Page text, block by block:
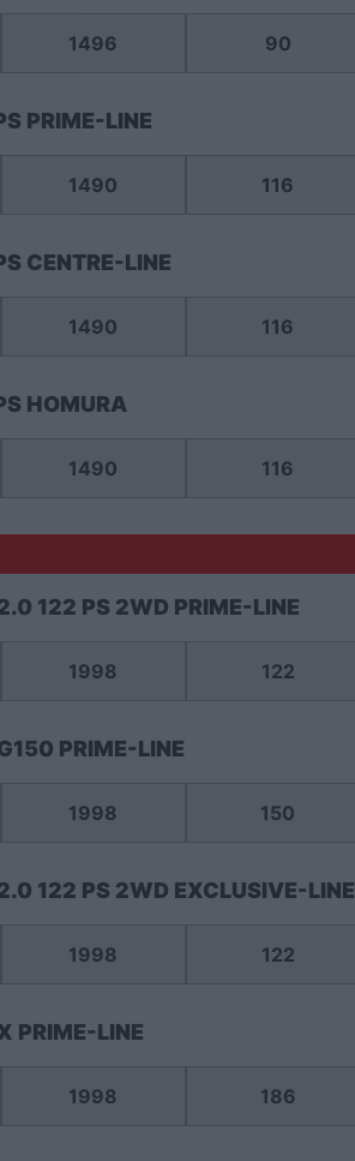
1496 90
PRIME-LINE
1490 116
CENTRE-LINE
1490 116
HOMURA
1490 116
122 PS 2WD PRIME-LINE
1998 122
PRIME-LINE
1998 150
122 PS 2WD EXCLUSIVE-LINE
1998 122
PRIME-LINE
1998 186